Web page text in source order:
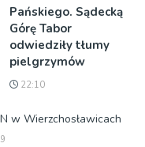
Pańskiego. Sądecką
Górę Tabor
odwiedziły tłumy
pielgrzymów
22:10
w Wierzchosławicach